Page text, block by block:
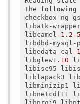
The following
checkbox-ng
libatk-
libcamel -1.2 -
libdbd-
libedata-cal -
libglew1 .10
libisc95
liblapack3
libminizip1
libnetcdf11